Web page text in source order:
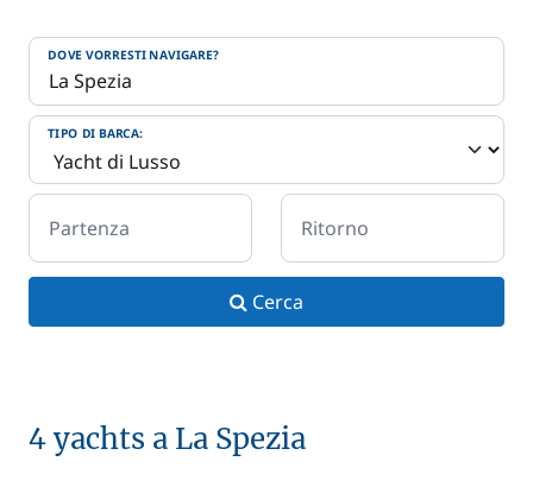
DOVE VORRESTI NAVIGARE?
TIPO DI BARCA:
Partenza Ritorno
Cerca
4 yachts a La Spezia